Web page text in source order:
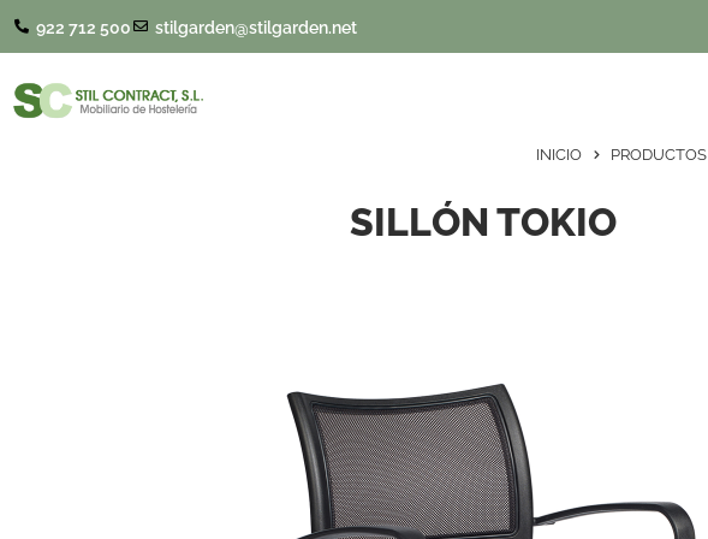
922 712 500 stilgarden@stilgarden.net
INICIO PRODUCTOS
SILLÓN TOKIO